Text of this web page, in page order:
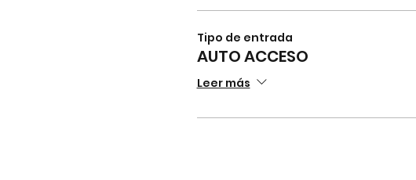
Tipo de entrada
AUTO ACCESO
Leer más